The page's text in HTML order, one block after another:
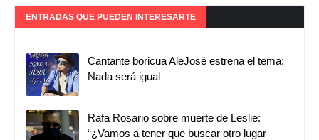
ENTRADAS QUE PUEDEN INTERESARTE
Cantante boricua AleJosë estrena el tema:
Nada será igual
Rafa Rosario sobre muerte de Leslie:
“¿Vamos a tener que buscar otro lugar